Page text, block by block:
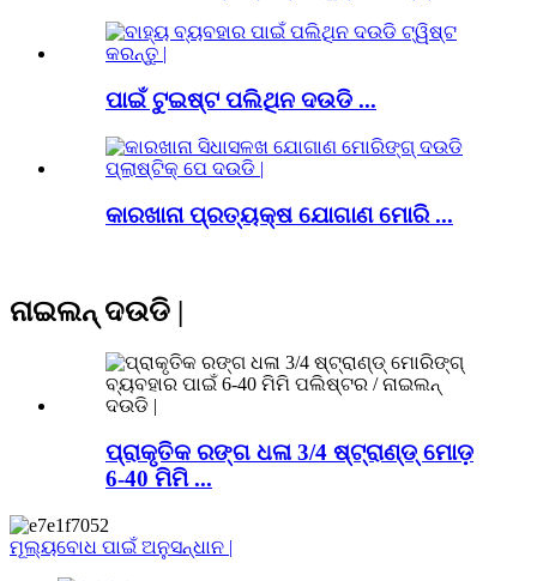
ପାଇଁ ଟୁଇଷ୍ଟ ପଲିଥିନ ଦଉଡି ...
କାରଖାନା ପ୍ରତ୍ୟକ୍ଷ ଯୋଗାଣ ମୋରି ...
ନାଇଲନ୍ ଦଉଡି |
ପ୍ରାକୃତିକ ରଙ୍ଗ ଧଳା 3/4 ଷ୍ଟ୍ରାଣ୍ଡ୍ ମୋଡ଼
6-40 ମିମି ...
ମୂଲ୍ୟବୋଧ ପାଇଁ ଅନୁସନ୍ଧାନ |